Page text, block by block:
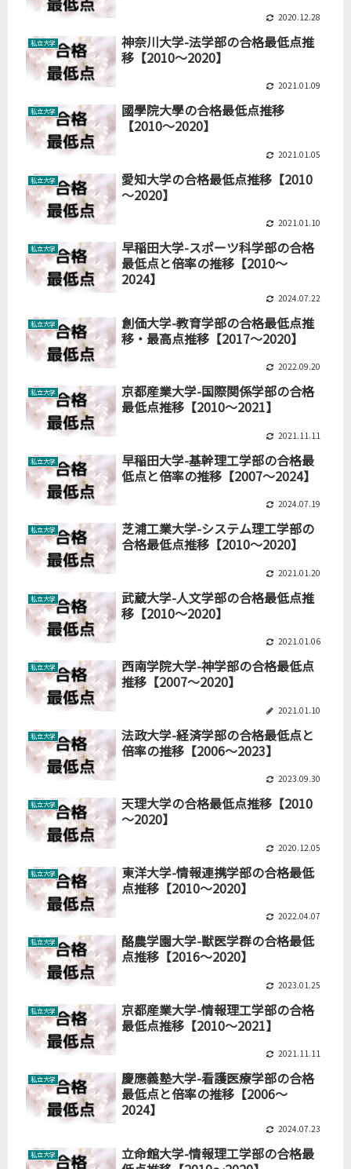
2020.12.28
私立大学
神奈川大学-法学部の合格最低点推
移【2010～2020】
2021.01.09
私立大学
國學院大學の合格最低点推移
【2010～2020】
2021.01.05
私立大学
愛知大学の合格最低点推移【2010
～2020】
2021.01.10
私立大学
早稲田大学-スポーツ科学部の合格
最低点と倍率の推移【2010～
2024】
2024.07.22
私立大学
創価大学-教育学部の合格最低点推
移・最高点推移【2017～2020】
2022.09.20
私立大学
京都産業大学-国際関係学部の合格
最低点推移【2010～2021】
2021.11.11
私立大学
早稲田大学-基幹理工学部の合格最
低点と倍率の推移【2007～2024】
2024.07.19
私立大学
芝浦工業大学-システム理工学部の
合格最低点推移【2010～2020】
2021.01.20
私立大学
武蔵大学-人文学部の合格最低点推
移【2010～2020】
2021.01.06
私立大学
西南学院大学-神学部の合格最低点
推移【2007～2020】
2021.01.10
私立大学
法政大学-経済学部の合格最低点と
倍率の推移【2006～2023】
2023.09.30
私立大学
天理大学の合格最低点推移【2010
～2020】
2020.12.05
私立大学
東洋大学-情報連携学部の合格最低
点推移【2010～2020】
2022.04.07
私立大学
酪農学園大学-獣医学群の合格最低
点推移【2016～2020】
2023.01.25
私立大学
京都産業大学-情報理工学部の合格
最低点推移【2010～2021】
2021.11.11
私立大学
慶應義塾大学-看護医療学部の合格
最低点と倍率の推移【2006～
2024】
2024.07.23
私立大学
立命館大学-情報理工学部の合格最